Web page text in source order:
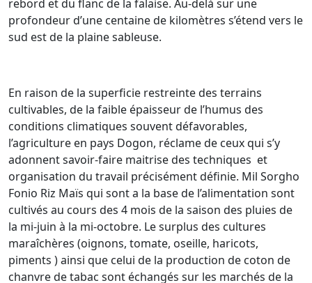
rebord et du flanc de la falaise. Au-delà sur une
profondeur d’une centaine de kilomètres s’étend vers le
sud est de la plaine sableuse.
En raison de la superficie restreinte des terrains
cultivables, de la faible épaisseur de l’humus des
conditions climatiques souvent défavorables,
l’agriculture en pays Dogon, réclame de ceux qui s’y
adonnent savoir-faire maitrise des techniques et
organisation du travail précisément définie. Mil Sorgho
Fonio Riz Maïs qui sont a la base de l’alimentation sont
cultivés au cours des 4 mois de la saison des pluies de
la mi-juin à la mi-octobre. Le surplus des cultures
maraîchères (oignons, tomate, oseille, haricots,
piments ) ainsi que celui de la production de coton de
chanvre de tabac sont échangés sur les marchés de la